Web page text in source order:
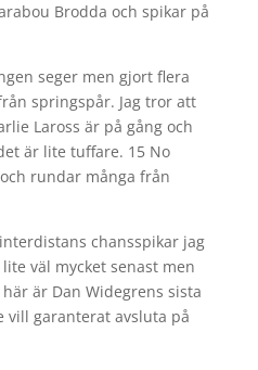
Brodda och spikar på
seger men gjort flera
springspår. Jag tror att
Laross är på gång och
är lite tuffare. 15 No
rundar många från
chansspikar jag
väl mycket senast men
är Dan Widegrens sista
vill garanterat avsluta på